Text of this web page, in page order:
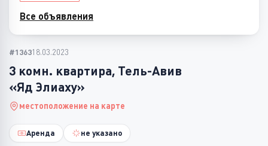
Все объявления
#136318.03.2023
3 комн. квартира, Тель-Авив
«Яд Элиаху»
местоположение на карте
Аренда не указано